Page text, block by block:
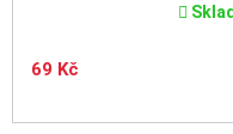
69 Kč